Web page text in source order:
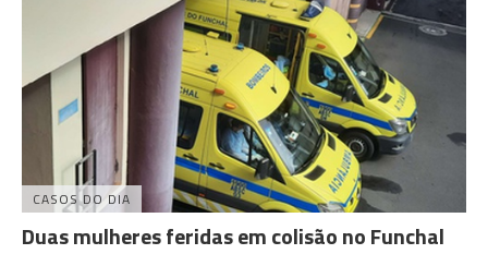
CASOS DO DIA
Duas mulheres feridas em colisão no Funchal